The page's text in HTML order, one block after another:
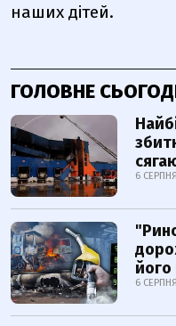
наших дітей.
ГОЛОВНЕ
6
його
6